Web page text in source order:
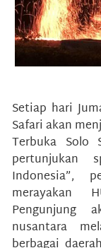
Setiap hari
Safari akan
Terbuka Solo
pertunjukan
Indonesia”,
merayakan
Pengunjung
nusantara